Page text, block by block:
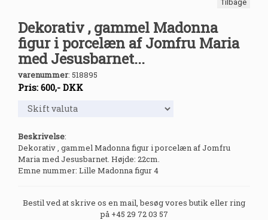
Tilbage
Dekorativ , gammel Madonna
figur i porcelæn af Jomfru Maria
med Jesusbarnet...
varenummer: 518895
Pris: 600,- DKK
Beskrivelse:
Dekorativ , gammel Madonna figur i porcelæn af Jomfru
Maria med Jesusbarnet. Højde: 22cm.
Emne nummer: Lille Madonna figur 4
Bestil ved at skrive os en mail, besøg vores butik eller ring
på +45 29 72 03 57